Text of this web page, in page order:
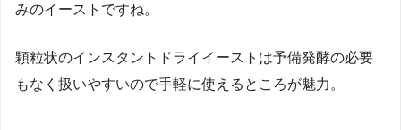
みのイーストですね。
顆粒状のインスタントドライイーストは予備発酵の必要
もなく扱いやすいので手軽に使えるところが魅力。